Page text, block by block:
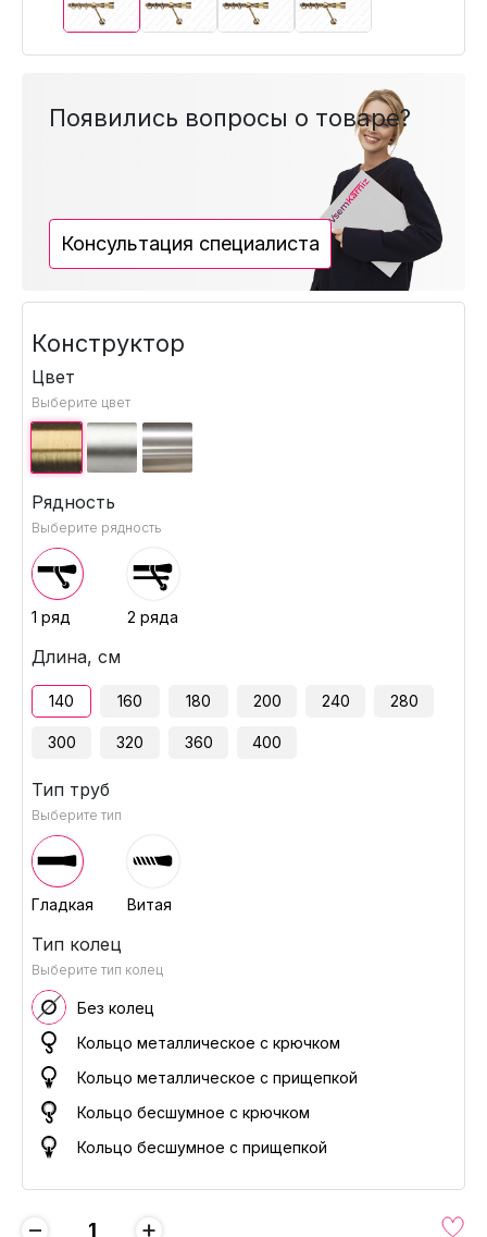
Появились вопросы о товаре?
Консультация специалиста
Конструктор
Цвет
Выберите цвет
Рядность
Выберите рядность
1 ряд 2 ряда
Длина, см
140 160 180 200 240 280
300 320 360 400
Тип труб
Выберите тип
Гладкая Витая
Тип колец
Выберите тип колец
Без колец
Кольцо металлическое с крючком
Кольцо металлическое с прищепкой
Кольцо бесшумное с крючком
Кольцо бесшумное с прищепкой
− +